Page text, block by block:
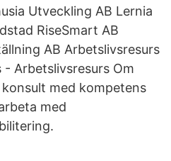
Utveckling AB Lernia
RiseSmart AB
AB Arbetslivsresurs
Arbetslivsresurs Om
med kompetens
med